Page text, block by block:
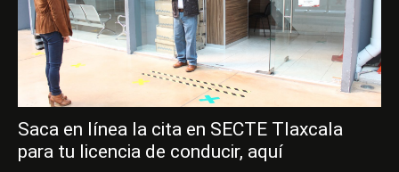
Saca en línea la cita en SECTE Tlaxcala
para tu licencia de conducir, aquí